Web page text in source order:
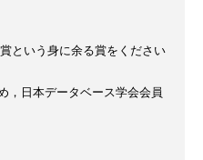
という身に余る賞をください
，日本データベース学会会員